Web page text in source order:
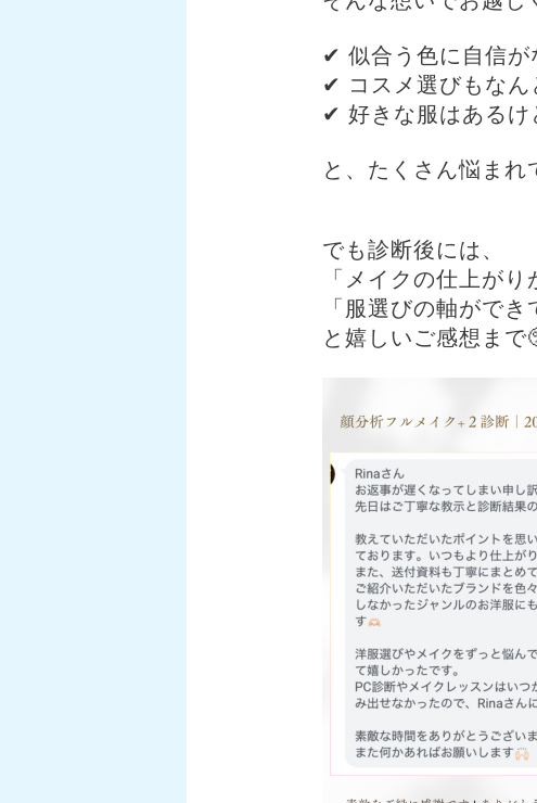
✔ 似合う色に自信が
✔ コスメ選びもなん
✔ 好きな服はあるけ
と、たくさん悩まれ
でも診断後には、
「メイクの仕上がり
「服選びの軸がで
と嬉しいご感想まで